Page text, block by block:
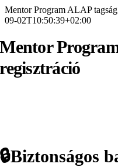
Kihagyás
Mentor Program ALAP
09-02T10:50:39+02:00
Mentor
regisztráció
🔒Biztonságos